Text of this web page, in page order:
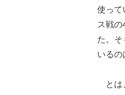
使って
ス戦の
た。そ
いるの
とは